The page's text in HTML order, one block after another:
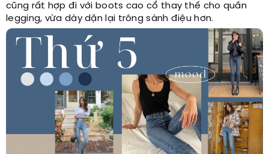
cũng rất hợp đi với boots cao cổ thay thế cho quần
legging, vừa dày dặn lại trông sành điệu hơn.